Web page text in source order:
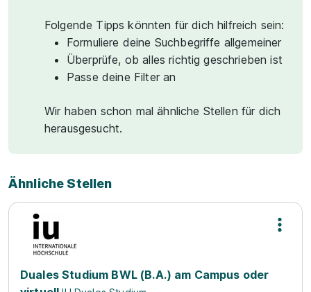
Folgende Tipps könnten für dich hilfreich sein:
Formuliere deine Suchbegriffe allgemeiner
Überprüfe, ob alles richtig geschrieben ist
Passe deine Filter an
Wir haben schon mal ähnliche Stellen für dich
herausgesucht.
Ähnliche Stellen
Duales Studium BWL (B.A.) am Campus oder